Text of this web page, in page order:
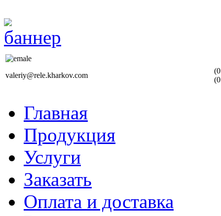
valeriy@rele.kharkov.com
Главная
Продукция
Услуги
Заказать
Оплата и доставка